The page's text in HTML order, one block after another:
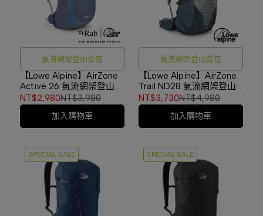
氣流網架登山背包
【Lowe Alpine】AirZone
Active 26 氣流網架登山背
包 獵戶藍 #FTF25
NT$2,980NT$3,980
加入購物車
氣流網架登山背包
【Lowe Alpine】AirZone
Trail ND28 氣流網架登山
背包 女款 獵戶藍/灰
#FTF40
NT$3,730NT$4,980
加入購物車
SPECIAL SALE SPECIAL SALE